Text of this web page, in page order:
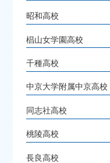
昭和高校
椙山女学園高校
千種高校
中京大学附属中京高校
同志社高校
桃陵高校
長良高校